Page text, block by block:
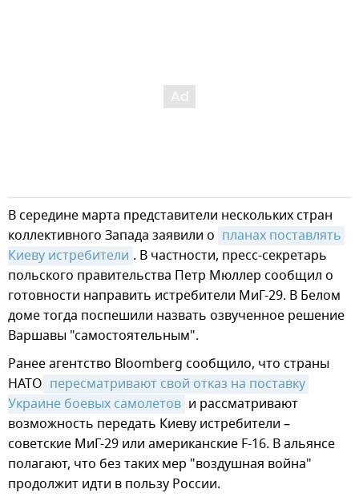
В середине марта представители нескольких стран
коллективного Запада заявили о планах поставлять
Киеву истребители . В частности, пресс-секретарь
польского правительства Петр Мюллер сообщил о
готовности направить истребители МиГ-29. В Белом
доме тогда поспешили назвать озвученное решение
Варшавы "самостоятельным".
Ранее агентство Bloomberg сообщило, что страны
НАТО пересматривают свой отказ на поставку
Украине боевых самолетов и рассматривают
возможность передать Киеву истребители –
советские МиГ-29 или американские F-16. В альянсе
полагают, что без таких мер "воздушная война"
продолжит идти в пользу России.